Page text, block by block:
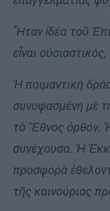
Ἦταν ἰδέα τοῦ
εἶναι
Ἡ ποιμαντικὴ
συνυφασμένη μὲ
τὸ Ἔθνος ὀρθόν. Ἡ
συνέχουσα. Ἡ
προσφορὰ
τῆς καινούριας